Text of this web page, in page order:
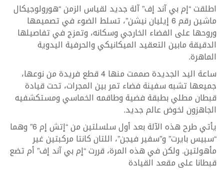
اطلقت “إم بي آند إف” آلة جديد لقياس الزمن “هورولوجيكال
ماشين رقم 6 إيليان نيشن”، تسلط الضوء في تصميمها
وروحها على الفضاء الخارجي وسكانه، وتمزج في تفاصيلها
الدقيقة مابين التعقيد الميكانيكي والحرفية اليدوية
الماهرة.
ساعة اليد الجديدة صممت منها 4 قطع فريدة من نوعها،
جميعها تشبه سفينة فضاء تمر بين المجرات، تحت قيادة
قبطان مطلي بطبقة فضية وطاقمه الخماسي ومستكشفيه
الجاهزون لخوض عالم جديد.
يأتي طرح هذه الآلة بعد أول سلسلتين من “إتش إم 6” وهما
“سبيس بايرت” و”سفير فيجن”، اللتان كانتا مركبتين غير
مأهولتين. ولكن في هذه المرة، قررت “إم بي آند إف” أم تضع
قبطانا على مقعد القيادة